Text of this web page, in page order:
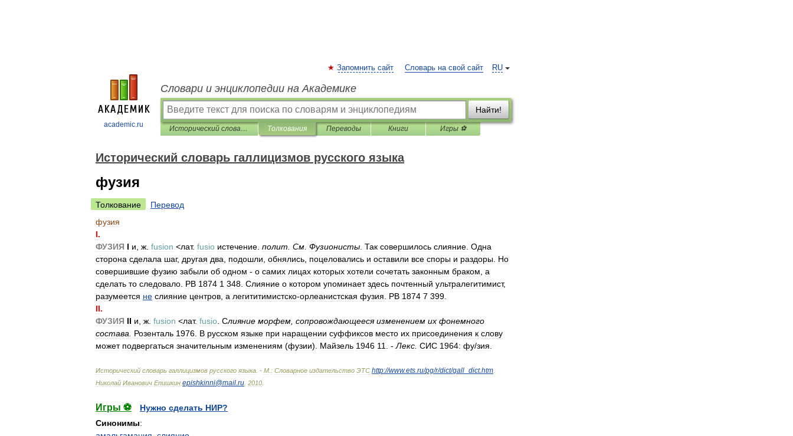
academic.ru
RU
Запомнить сайт Словарь на свой сайт
Словари и энциклопедии на Академике
Найти!
Исторический словарь галлицизмов русского языка Толкования Переводы Книги Игры ⚽
Исторический словарь галлицизмов русского языка
фузия
Толкование
Перевод
фузия
I.
ФУЗИЯ I и ж fusion <лат. fusio истечение полит См Фузионисты Так совершилось слияние Одна
сторона сделала шаг, другая два подошли обнялись поцеловались и оставили все споры и раздоры Но
совершившие фузию забыли об одном - о самих лицах которых хотели сочетать законным браком а
сделать то следовало РВ 1874 1 348 Слияние о котором упоминает здесь почтенный ультралегитимист,
разумеется не слияние центров а легититимистско-орлеанистская фузия РВ 1874 7 399
II.
ФУЗИЯ II и ж fusion <лат. fusio Слияние морфем сопровождающееся изменением их фонемного
состава
Розенталь 1976 В русском языке при наращении суффиксов место их присоединения к слову
может подвергаться значительным изменениям (фузии). Майзель 1946 11 . - Лекс СИС 1964: фу/зия
Исторический словарь галлицизмов русского языка . - М : Словарное издательство ЭТС http://www.ets.ru/pg/r/dict/gall dict.htm
Николай Иванович Епишкин epishkinni@mail.ru 2010
Игры ⚽
Нужно сделать НИР?
Синонимы: